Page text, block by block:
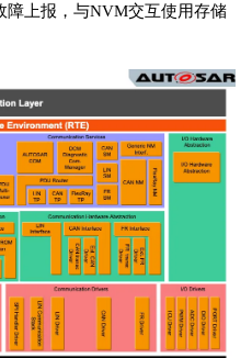
障上报，与NVM交互使用存储